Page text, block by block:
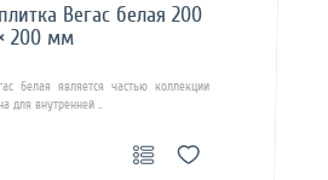
Вегас белая 200
200 мм
белая является частью коллекции
для внутренней ..